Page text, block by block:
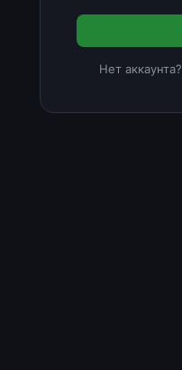
Нет аккаунта?